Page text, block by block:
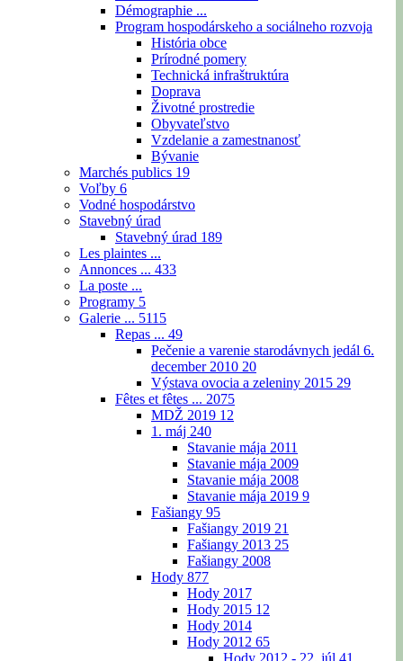
Démographie ...
Program hospodárskeho a sociálneho rozvoja
História obce
Prírodné pomery
Technická infraštruktúra
Doprava
Životné prostredie
Obyvateľstvo
Vzdelanie a zamestnanosť
Bývanie
Marchés publics 19
Voľby 6
Vodné hospodárstvo
Stavebný úrad
Stavebný úrad 189
Les plaintes ...
Annonces ... 433
La poste ...
Programy 5
Galerie ... 5115
Repas ... 49
Pečenie a varenie starodávnych jedál 6.
december 2010 20
Výstava ovocia a zeleniny 2015 29
Fêtes et fêtes ... 2075
MDŽ 2019 12
1. máj 240
Stavanie mája 2011
Stavanie mája 2009
Stavanie mája 2008
Stavanie mája 2019 9
Fašiangy 95
Fašiangy 2019 21
Fašiangy 2013 25
Fašiangy 2008
Hody 877
Hody 2017
Hody 2015 12
Hody 2014
Hody 2012 65
Hody 2012 - 22. júl 41